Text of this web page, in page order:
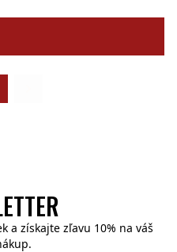
a získajte zľavu 10% na váš